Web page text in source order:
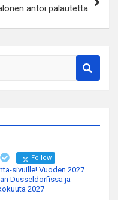
antoi palautetta
Follow
sivuille! Vuoden 2027
Düsseldorfissa ja
2027